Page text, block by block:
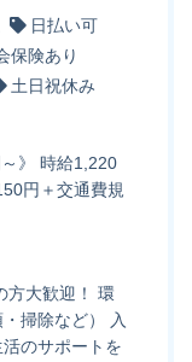
日払い可
保険あり
土日祝休み
》 時給1,220
円＋交通費規
大歓迎！ 環
掃除など） 入
のサポートを